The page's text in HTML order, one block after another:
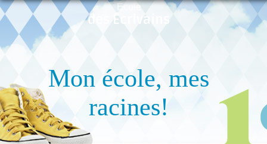
École
des Écrivains
Mon école, mes
racines!